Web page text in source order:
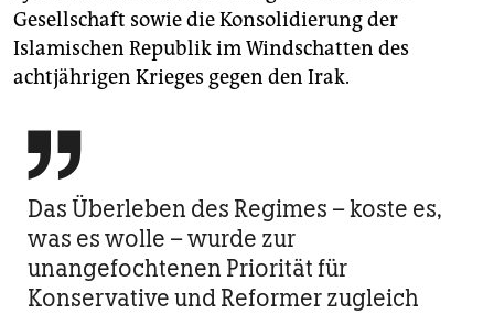
Gesellschaft sowie die Konsolidierung der
Islamischen Republik im Windschatten des
achtjährigen Krieges gegen den Irak.

Das Überleben des Regimes – koste es,
was es wolle – wurde zur
unangefochtenen Priorität für
Konservative und Reformer zugleich